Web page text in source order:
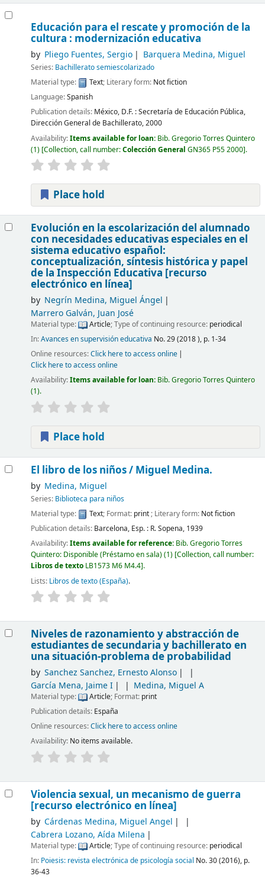
Educación para el rescate y promoción de la
cultura : modernización educativa
by Pliego Fuentes, Sergio Barquera Medina, Miguel
Series: Bachillerato semiescolarizado
Material type:
Text; Literary form: Not fiction
Language:Spanish
Publication details: México, D.F. :Secretaría de Educación Pública,
Dirección General de Bachillerato,2000
Availability:Items available for loan: Bib. Gregorio Torres Quintero
(1) Collection, call number:Colección General GN365 P55 2000 .
Place hold
Evolución en la escolarización del alumnado
con necesidades educativas especiales en el
sistema educativo español:
conceptualización, síntesis histórica y papel
de la Inspección Educativa [recurso
electrónico en línea]
by Negrín Medina, Miguel Ángel
Marrero Galván, Juan José
Material type: Article; Type of continuing resource: periodical
In:Avances en supervisión educativa No. 29 (2018 ), p. 1-34
Online resources:Click here to access online
Click here to access online
Availability:Items available for loan: Bib. Gregorio Torres Quintero
(1).
Place hold
El libro de los niños / Miguel Medina.
by Medina, Miguel
Series: Biblioteca para niños
Material type:
Text; Format: print; Literary form: Not fiction
Publication details: Barcelona, Esp. : R. Sopena, 1939
Availability:Items available for reference: Bib. Gregorio Torres
Quintero: Disponible (Préstamo en sala)(1) Collection, call number:
Libros de texto LB1573 M6 M4.4 .
Lists: Libros de texto (España).
Niveles de razonamiento y abstracción de
estudiantes de secundaria y bachillerato en
una situación-problema de probabilidad
by Sanchez Sanchez, Ernesto Alonso
García Mena, Jaime I
Medina, Miguel A
Material type: Article; Format: print
Publication details: España
Online resources:Click here to access online
Availability: No items available.
Violencia sexual, un mecanismo de guerra
[recurso electrónico en línea]
by Cárdenas Medina, Miguel Angel
Cabrera Lozano, Aída Milena
Material type: Article; Type of continuing resource: periodical
In: Poiesis: revista electrónica de psicología social No. 30 (2016), p.
36-43